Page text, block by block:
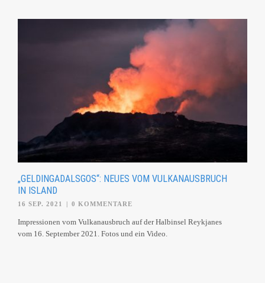
„GELDINGADALSGOS“: NEUES VOM VULKANAUSBRUCH
IN ISLAND
16 SEP. 2021 | 0 KOMMENTARE
Impressionen vom Vulkanausbruch auf der Halbinsel Reykjanes
vom 16. September 2021. Fotos und ein Video.